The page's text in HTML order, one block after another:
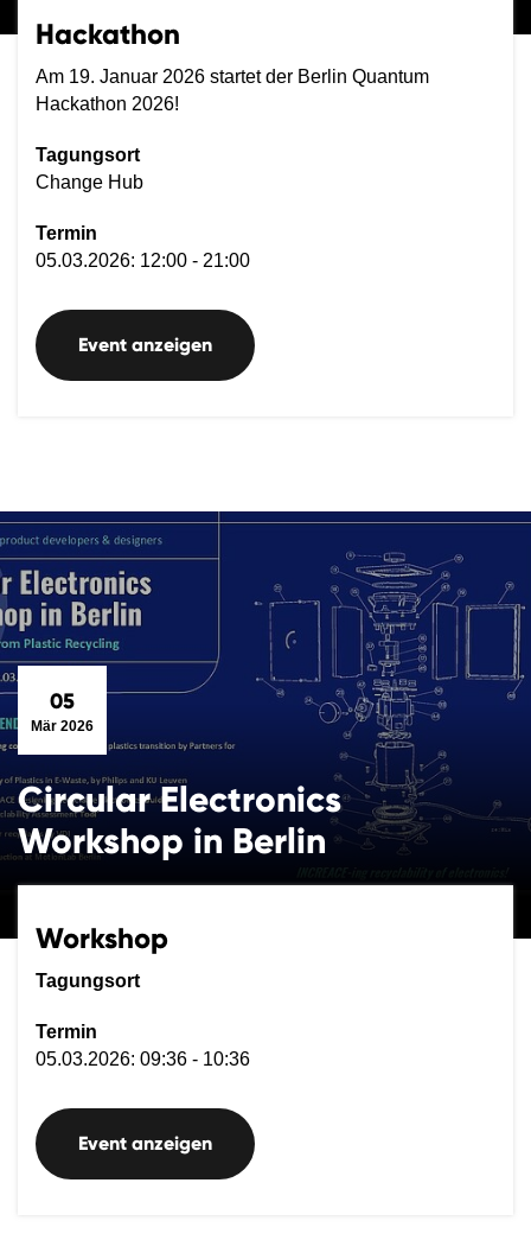
Hackathon
Am 19. Januar 2026 startet der Berlin Quantum
Hackathon 2026!
Tagungsort
Change Hub
Termin
05.03.2026: 12:00 - 21:00
Event anzeigen
05
Mär 2026
Circular Electronics
Workshop in Berlin
Workshop
Tagungsort
Termin
05.03.2026: 09:36 - 10:36
Event anzeigen